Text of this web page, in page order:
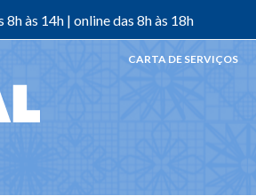
às 14h | online das 8h às 18h
CARTA DE SERVIÇOS